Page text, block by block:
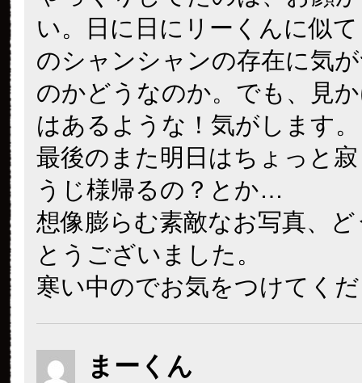
い。日に日にリーくんに似
のシャンシャンの存在に気
のかどうなのか。でも、見
はあるような！気がします。
最後のまた明日はちょっと
うじ様帰るの？とか…
想像膨らむ素敵なお写真、
とうございました。
寒い中のでお気をつけてく
まーくん